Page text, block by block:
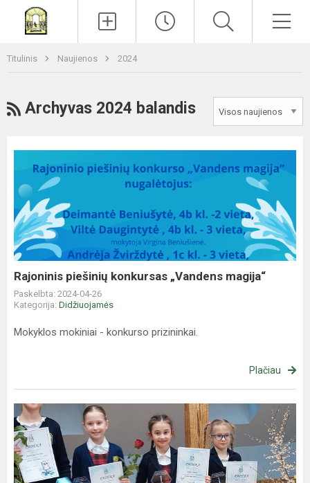
Titulinis Naujienos 2024
RSS
Archyvas 2024 balandis
piešinių
konkursas
„Vandens
magija“
Rajoninis piešinių konkursas „Vandens magija“
Paskelbta: 2024-04-26
Kategorija: Didžiuojamės
Mokyklos mokiniai - konkurso prizininkai.
Plačiau
Rajoninis
1-
4
klasių
mokinių